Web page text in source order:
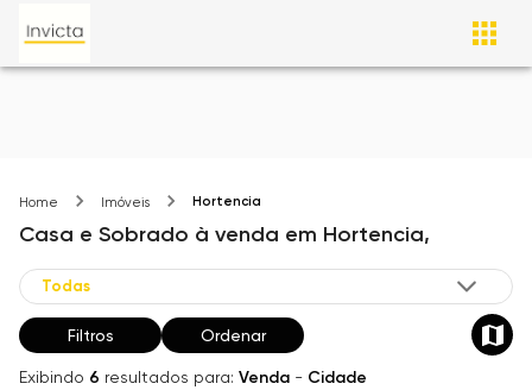
Home Imóveis Hortencia
Casa e Sobrado à venda em Hortencia,
Filtros Ordenar
Exibindo 6 resultados para: Venda - Cidade